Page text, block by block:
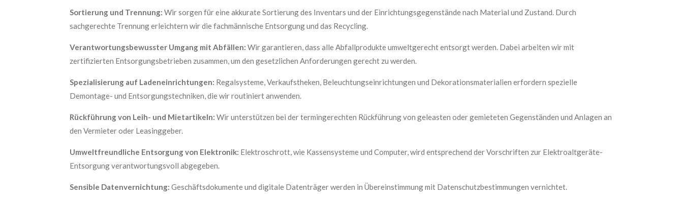
Sortierung und Trennung: Wir sorgen für eine akkurate Sortierung des Inventars und der Einrichtungsgegenstände nach Material und Zustand. Durch
sachgerechte Trennung erleichtern wir die fachmännische Entsorgung und das Recycling.
Verantwortungsbewusster Umgang mit Abfällen: Wir garantieren, dass alle Abfallprodukte umweltgerecht entsorgt werden. Dabei arbeiten wir mit
zertifizierten Entsorgungsbetrieben zusammen, um den gesetzlichen Anforderungen gerecht zu werden.
Spezialisierung auf Ladeneinrichtungen: Regalsysteme, Verkaufstheken, Beleuchtungseinrichtungen und Dekorationsmaterialien erfordern spezielle
Demontage- und Entsorgungstechniken, die wir routiniert anwenden.
Rückführung von Leih- und Mietartikeln: Wir unterstützen bei der termingerechten Rückführung von geleasten oder gemieteten Gegenständen und Anlagen an
den Vermieter oder Leasinggeber.
Umweltfreundliche Entsorgung von Elektronik: Elektroschrott, wie Kassensysteme und Computer, wird entsprechend der Vorschriften zur Elektroaltgeräte-
Entsorgung verantwortungsvoll abgegeben.
Sensible Datenvernichtung: Geschäftsdokumente und digitale Datenträger werden in Übereinstimmung mit Datenschutzbestimmungen vernichtet.